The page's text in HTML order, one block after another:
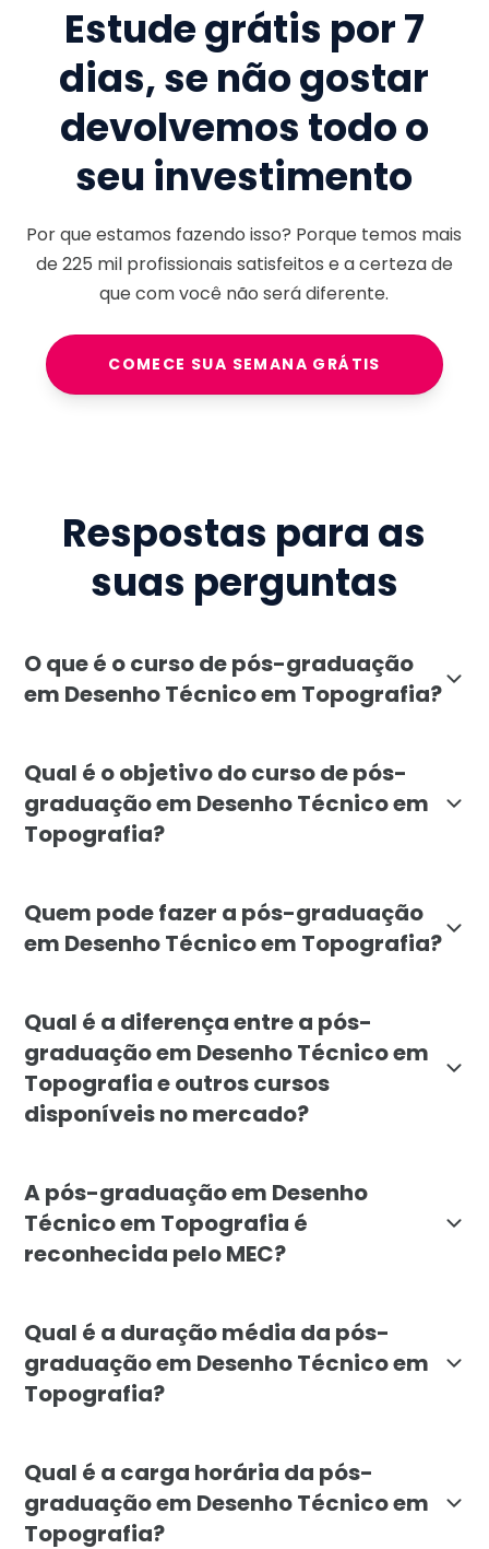
Estude grátis por 7
dias, se não gostar
devolvemos todo o
seu investimento
Por que estamos fazendo isso? Porque temos mais
de225 milprofissionais satisfeitos e a certeza de
que com você não será diferente.
COMECE SUA SEMANA GRÁTIS
Respostas para as
suas perguntas
O que é o curso de pós-graduação
em Desenho Técnico em Topografia?
Qual é o objetivo do curso de pós-
graduação em Desenho Técnico em
Topografia?
Quem pode fazer a pós-graduação
em Desenho Técnico em Topografia?
Qual é a diferença entre a pós-
graduação em Desenho Técnico em
Topografia e outros cursos
disponíveis no mercado?
A pós-graduação em Desenho
Técnico em Topografia é
reconhecida pelo MEC?
Qual é a duração média da pós-
graduação em Desenho Técnico em
Topografia?
Qual é a carga horária da pós-
graduação em Desenho Técnico em
Topografia?